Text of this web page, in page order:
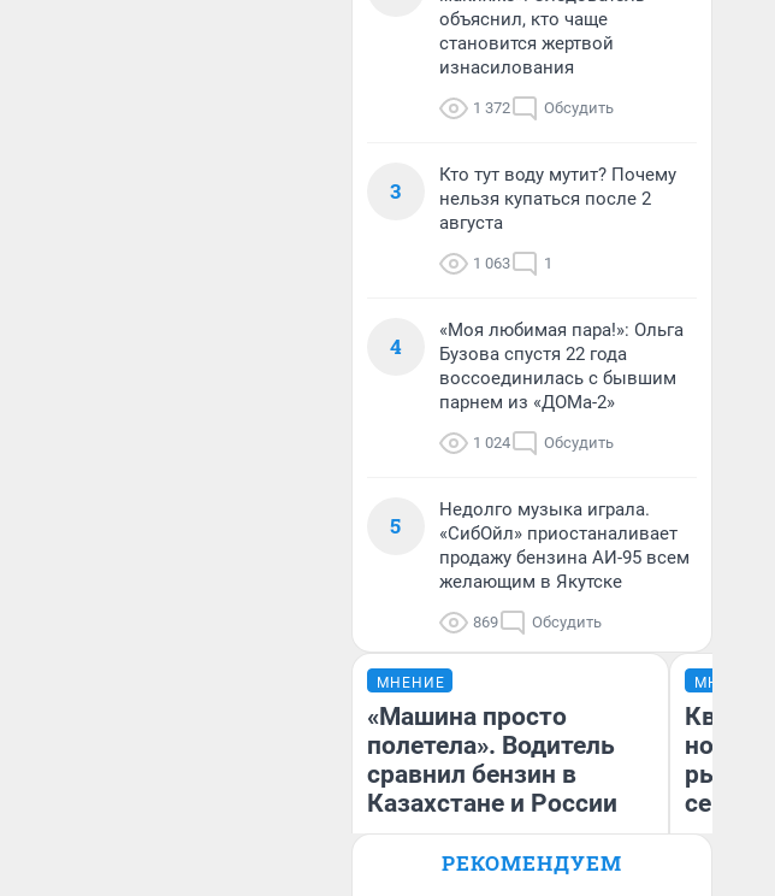
объяснил, кто чаще
становится жертвой
изнасилования
1 372 Обсудить
3
Кто тут воду мутит? Почему
нельзя купаться после 2
августа
1 063 1
4
«Моя любимая пара!»: Ольга
Бузова спустя 22 года
воссоединилась с бывшим
парнем из «ДОМа-2»
1 024 Обсудить
5
Недолго музыка играла.
«СибОйл» приостаналивает
продажу бензина АИ-95 всем
желающим в Якутске
869 Обсудить
МНЕНИЕ
«Машина просто
полетела». Водитель
сравнил бензин в
Казахстане и России
МНЕНИЕ
но
рынок
РЕКОМЕНДУЕМ